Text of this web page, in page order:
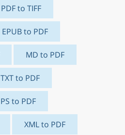
PDF to TIFF
EPUB to PDF
MD to PDF
TXT to PDF
PS to PDF
XML to PDF